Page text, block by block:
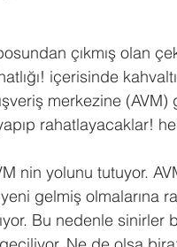
çıkmış olan
içerisinde
merkezine (AVM)
rahatlayacaklar!
nin yolunu tutuyor.
gelmiş olmalarına
Bu nedenle